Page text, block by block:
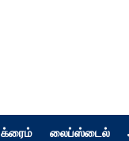
க்ரைம் லைப்ஸ்டைல்